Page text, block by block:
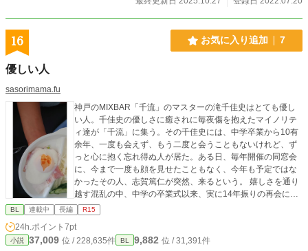
16 お気に入り追加 7
優しい人
sasorimama.fu
神戸のMIXBAR「千流」のマスターの滝千佳史はとても優し
い人。千佳史の優しさに癒されに毎夜傷を抱えたマイノリテ
ィ達が「千流」に集う。その千佳史には、中学卒業から10有
余年、一度も会えず、もう二度と会うこともないけれど、ず
っと心に抱く忘れ得ぬ人が居た。ある日、毎年開催の同窓会
に、今まで一度も顔を見せたこともなく、今年も予定ではな
かったその人、志賀篤仁が突然、来るという。 嬉しさを通り
越す混乱の中、中学の卒業式以来、実に14年振りの再会に胸
が震える千佳史だか、実はその日、志賀は人生最悪の事態に
見舞われていた……
BL 連載中 長編 R15
24h.ポイント 7pt
小説 37,009 位 / 228,635件 BL 9,882 位 / 31,391件